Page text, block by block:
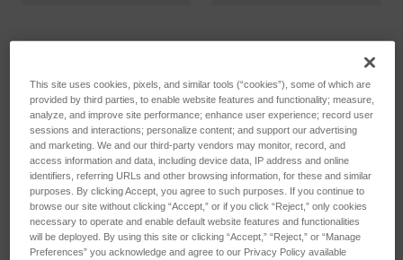
D4 Aperture Holding Plate
Anmeldung für Preise
PBMF Apertures holding
SKU: CMG-0045612872
Anmeldung für Preise
This site uses cookies, pixels, and similar tools (“cookies”), some of which are
provided by third parties, to enable website features and functionality; measure,
analyze, and improve site performance; enhance user experience; record user
sessions and interactions; personalize content; and support our advertising
and marketing. We and our third-party vendors may monitor, record, and
access information and data, including device data, IP address and online
identifiers, referring URLs and other browsing information, for these and similar
purposes. By clicking Accept, you agree to such purposes. If you continue to
browse our site without clicking “Accept,” or if you click “Reject,” only cookies
necessary to operate and enable default website features and functionalities
will be deployed. By using this site or clicking “Accept,” “Reject,” or “Manage
Preferences” you acknowledge and agree to our Privacy Policy available